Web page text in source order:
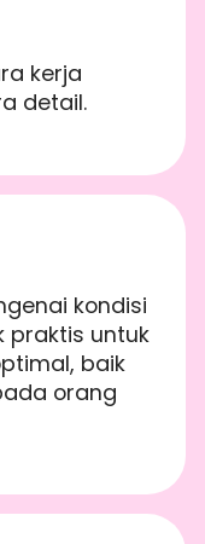
kerja
detail.
kondisi
praktis untuk
baik
orang